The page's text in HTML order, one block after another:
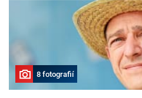
8 fotografií